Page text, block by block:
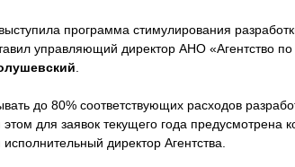
программа стимулирования
управляющий директор АНО «Агентство по
до 80% соответствующих расходов
для заявок текущего года предусмотрена
директор Агентства.